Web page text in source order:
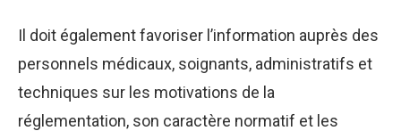
Il doit également favoriser l’information auprès des
personnels médicaux, soignants, administratifs et
techniques sur les motivations de la
réglementation, son caractère normatif et les